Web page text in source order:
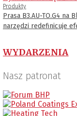
Produkty
Prasa B3.AU-TO.G4 na
narzędzi redefinicuje
WYDARZENIA
Nasz patronat